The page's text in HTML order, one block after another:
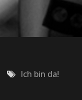
Ich bin da!